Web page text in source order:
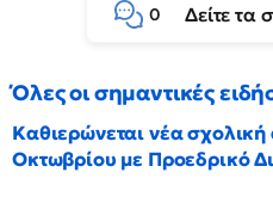
0 Δείτε τα
Όλες οι σημαντικές
Καθιερώνεται νέα σχολική
Οκτωβρίου με Προεδρικό